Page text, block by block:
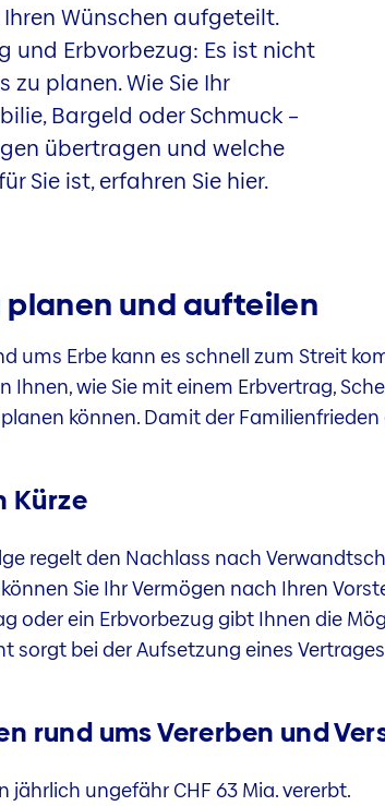
Wünschen aufgeteilt.
und Erbvorbezug: Es ist nicht
zu planen. Wie Sie Ihr
Bargeld oder Schmuck –
übertragen und welche
Sie ist, erfahren Sie hier.
und aufteilen
ums Erbe kann es schnell zum Streit
Ihnen, wie Sie mit einem Erbvertrag,
können. Damit der
Kürze
regelt den Nachlass nach
Sie Ihr Vermögen nach Ihren
oder ein Erbvorbezug gibt Ihnen die
sorgt bei der Aufsetzung eines
rund ums Vererben und
jährlich ungefähr CHF 63 Mia. vererbt.